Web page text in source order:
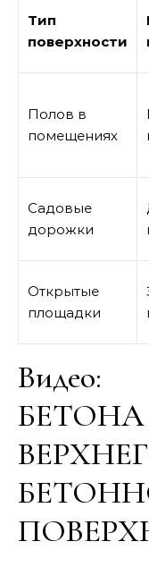
Тип
поверхности
Полов в
помещениях
Садовые
дорожки
Открытые
площадки